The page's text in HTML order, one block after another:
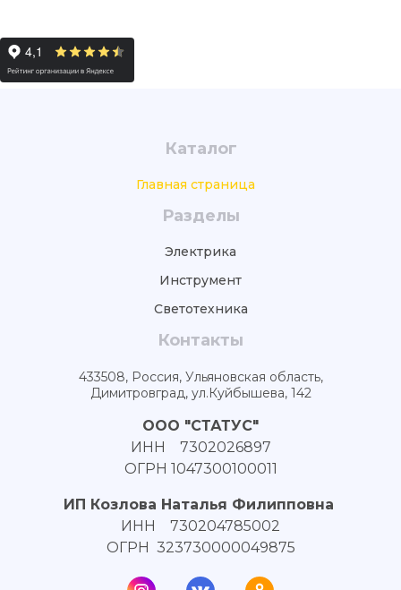
Каталог
Главная страница
Разделы
Электрика
Инструмент
Светотехника
Контакты
433508, Россия, Ульяновская область,
Димитровград, ул.Куйбышева, 142
ООО "СТАТУС"
ИНН 7302026897
ОГРН 1047300100011
ИП Козлова Наталья Филипповна
ИНН 730204785002
ОГРН 323730000049875